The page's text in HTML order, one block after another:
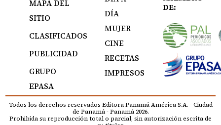
MAPA DEL
SITIO
CLASIFICADOS
PUBLICIDAD
GRUPO
EPASA
DÍA
MUJER
CINE
RECETAS
IMPRESOS
DE:
Todos los derechos reservados Editora Panamá América S.A. - Ciudad
de Panamá - Panamá 2026.
Prohibida su reproducción total o parcial, sin autorización escrita de